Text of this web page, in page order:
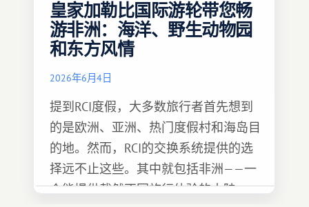
皇家加勒比国际游轮带您畅
游非洲：海洋、野生动物园
和东方风情
2026年6月4日
提到RCI度假，大多数旅行者首先想到
的是欧洲、亚洲、热门度假村和海岛目
的地。然而，RCI的交换系统提供的选
择远不止这些。其中就包括非洲——一
个能提供截然不同旅行体验的大陆。